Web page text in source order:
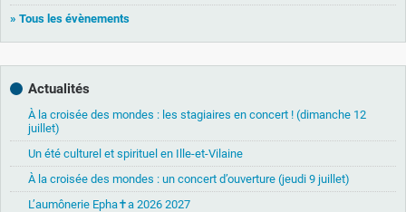
» Tous les évènements
Actualités
À la croisée des mondes : les stagiaires en concert ! (dimanche 12
juillet)
Un été culturel et spirituel en Ille-et-Vilaine
À la croisée des mondes : un concert d’ouverture (jeudi 9 juillet)
L’aumônerie Epha✝a 2026 2027